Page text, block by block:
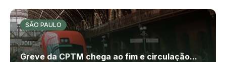
SÃO PAULO
Greve da CPTM chega ao fim e circulação...